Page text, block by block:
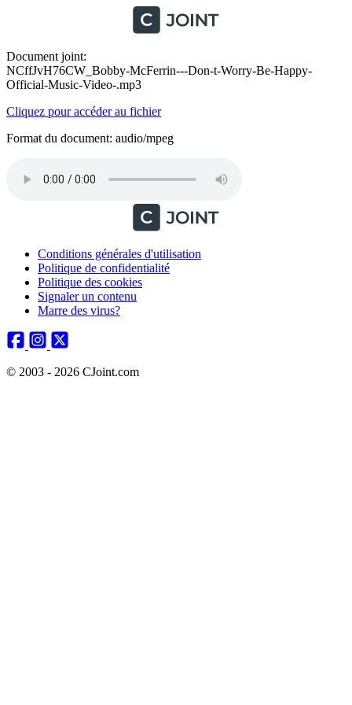
Document joint:
NCffJvH76CW_Bobby-McFerrin---Don-t-Worry-Be-Happy-
Official-Music-Video-.mp3
Cliquez pour accéder au fichier
Format du document: audio/mpeg
Conditions générales d'utilisation
Politique de confidentialité
Politique des cookies
Signaler un contenu
Marre des virus?
© 2003 - 2026 CJoint.com